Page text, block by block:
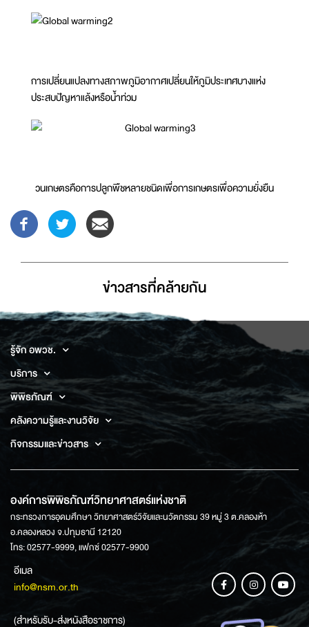
การเปลี่ยนแปลงทางสภาพภูมิอากาศเปลี่ยนให้ภูมิประเทศบางแห่ง
ประสบปัญหาแล้งหรือน้ำท่วม
วนเกษตรคือการปลูกพืชหลายชนิดเพื่อการเกษตรเพื่อความยั่งยืน
ข่าวสารที่่คล้ายกัน
รู้จัก อพวช.
บริการ
พิพิธภัณฑ์
คลังความรู้และงานวิจัย
กิจกรรมและข่าวสาร
องค์การพิพิธภัณฑ์วิทยาศาสตร์แห่งชาติ
กระทรวงการอุดมศึกษา วิทยาศาสตร์วิจัยและนวัตกรรม 39 หมู่ 3 ต.คลองห้า
อ.คลองหลวง จ.ปทุมธานี 12120
โทร: 02577-9999, แฟกซ์ 02577-9900
อีเมล
info@nsm.or.th
(สำหรับรับ-ส่งหนังสือราชการ)